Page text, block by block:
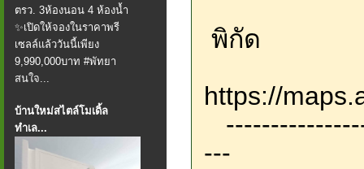
ตรว. 3ห้องนอน 4 ห้องน้ำ
✨️เปิดให้จองในราคาพรี
เซลล์แล้ววันนี้เพียง
9,990,000บาท #พัทยา
สนใจ...
บ้านใหม่สไตล์โมเดิ้ล
ทำเล...
พิกัด
https://
---